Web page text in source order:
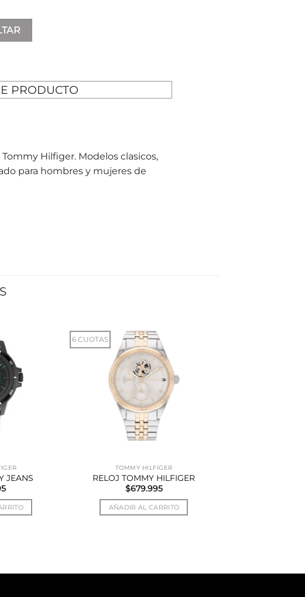
PRODUCTO
Hilfiger. Modelos clasicos,
para hombres y mujeres de
JEANS
6 CUOTAS
TOMMY HILFIGER
RELOJ TOMMY HILFIGER
$679.995
AÑADIR AL CARRITO